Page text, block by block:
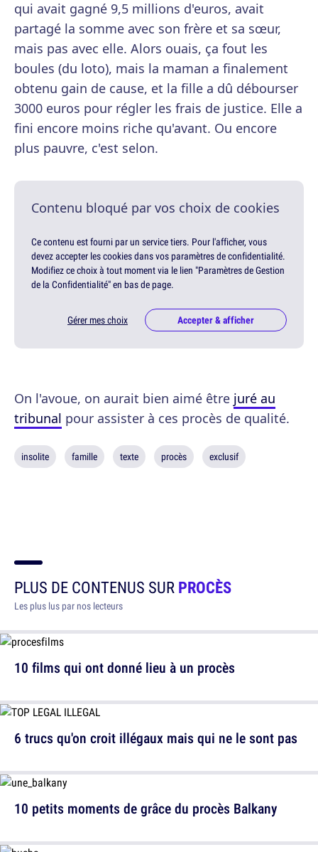
qui avait gagné 9,5 millions d'euros, avait
partagé la somme avec son frère et sa sœur,
mais pas avec elle. Alors ouais, ça fout les
boules (du loto), mais la maman a finalement
obtenu gain de cause, et la fille a dû débourser
3000 euros pour régler les frais de justice. Elle a
fini encore moins riche qu'avant. Ou encore
plus pauvre, c'est selon.
Contenu bloqué par vos choix de cookies
Ce contenu est fourni par un service tiers. Pour l'afficher, vous
devez accepter les cookies dans vos paramètres de confidentialité.
Modifiez ce choix à tout moment via le lien "Paramètres de Gestion
de la Confidentialité" en bas de page.
Gérer mes choix Accepter & afficher
On l'avoue, on aurait bien aimé être juré au
tribunal pour assister à ces procès de qualité.
insolite famille texte procès exclusif
PLUS DE CONTENUS SURPROCÈS
Les plus lus par nos lecteurs
10 films qui ont donné lieu à un procès
10 petits moments de grâce du procès Balkany
6 trucs qu'on croit illégaux mais qui ne le sont pas